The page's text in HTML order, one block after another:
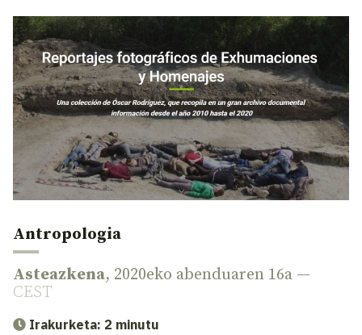
Antropologia
Asteazkena, 2020eko abenduaren 16a —
CEST
Irakurketa: 2 minutu